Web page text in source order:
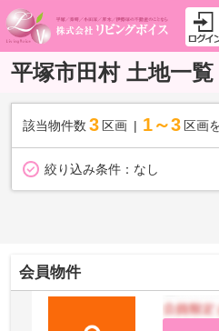
平塚市田村 土地一覧
該当物件数 3 区画 1～3 区画
絞り込み条件： なし
会員物件